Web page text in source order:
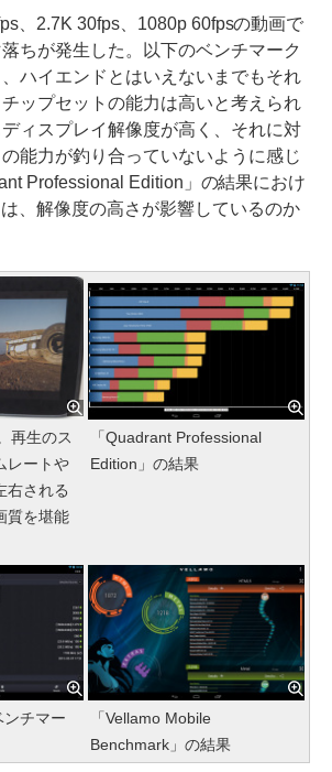
、2.7K 30fps、1080p 60fpsの動画で
ちが発生した。以下のベンチマーク
ハイエンドとはいえないまでもそれ
ップセットの能力は高いと考えられ
ィスプレイ解像度が高く、それに対
能力が釣り合っていないように感じ
Professional Edition」の結果におけ
は、解像度の高さが影響しているのか
再生のス
レートや
右される
質を堪能
「Quadrant Professional
Edition」の結果
ンチマー
「Vellamo Mobile
Benchmark」の結果